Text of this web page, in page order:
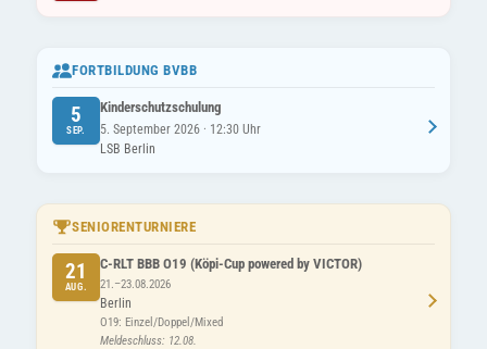
FORTBILDUNG BVBB
5
SEP.
Kinderschutzschulung
5. September 2026 · 12:30 Uhr
LSB Berlin
SENIORENTURNIERE
21
AUG.
C-RLT BBB O19 (Köpi-Cup powered by VICTOR)
21.–23.08.2026
Berlin
O19: Einzel/Doppel/Mixed
Meldeschluss: 12.08.